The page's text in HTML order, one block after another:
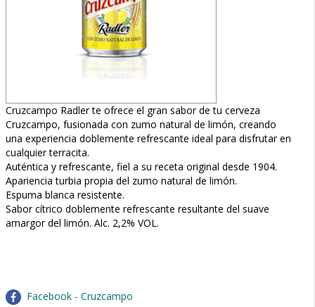
Cruzcampo Radler te ofrece el gran sabor de tu cerveza
Cruzcampo, fusionada con zumo natural de limón, creando
una experiencia doblemente refrescante ideal para disfrutar en
cualquier terracita.
Auténtica y refrescante, fiel a su receta original desde 1904.
Apariencia turbia propia del zumo natural de limón.
Espuma blanca resistente.
Sabor cítrico doblemente refrescante resultante del suave
amargor del limón. Alc. 2,2% VOL.
Facebook - Cruzcampo